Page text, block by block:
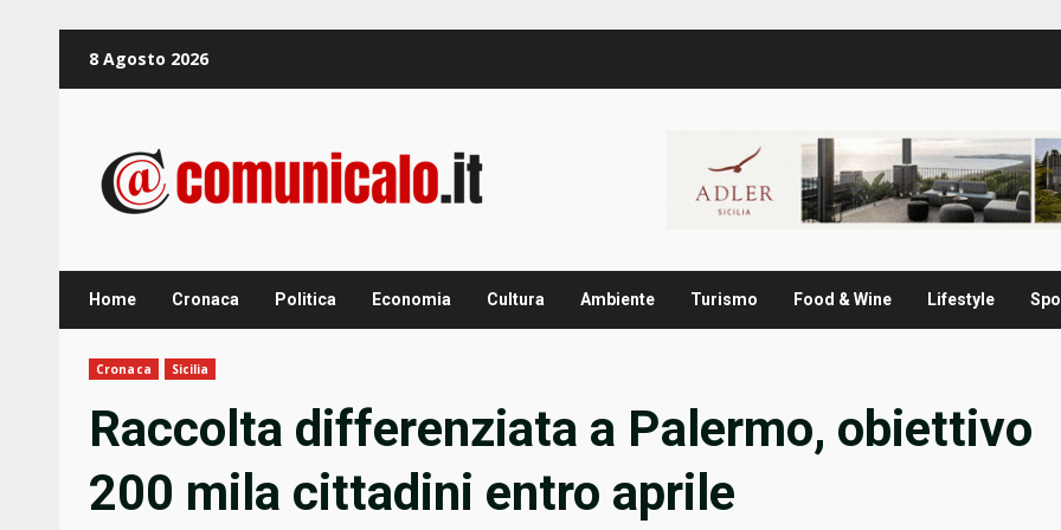
Inhalt8 Agosto 2026
Home Cronaca Politica Economia Cultura Ambiente Turismo Food & Wine Lifestyle
Cronaca Sicilia
Raccolta differenziata a Palermo, obiettivo
200 mila cittadini entro aprile